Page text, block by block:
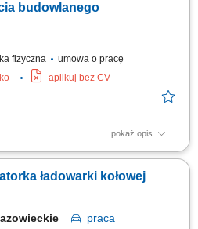
budowlanego
fizyczna
umowa o pracę
aplikuj bez CV
pokaż opis
wieżowego podczas realizacji
zespołem w celu bezpiecznej i
stanu technicznego sprzętu i
ładowarki kołowej
praca